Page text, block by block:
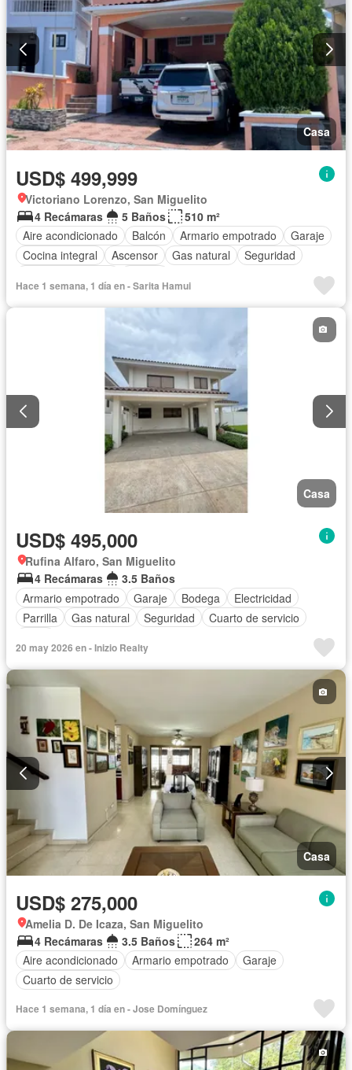
Casa
USD$ 499,999
Victoriano Lorenzo, San Miguelito
4 Recámaras
5 Baños
510 m²
Aire acondicionado
Balcón Armario empotrado
Garaje
Cocina integral
Ascensor Gas natural
Seguridad
Hace 1 semana, 1 día en - Sarita Hamui
Casa
USD$ 495,000
Rufina Alfaro, San Miguelito
4 Recámaras
3.5 Baños
Armario empotrado
Garaje Bodega
Electricidad
Parrilla
Gas natural Seguridad
Cuarto de servicio
20 may 2026 en - Inizio Realty
Casa
USD$ 275,000
Amelia D. De Icaza, San Miguelito
4 Recámaras
3.5 Baños
264 m²
Aire acondicionado
Armario empotrado
Garaje
Cuarto de servicio
Hace 1 semana, 1 día en - Jose Domínguez